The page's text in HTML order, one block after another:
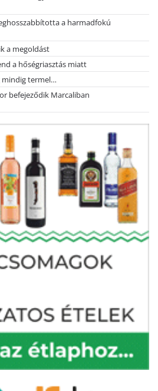
a harmadfokú
a megoldást
a hőségriasztás miatt
mindig termel…
befejeződik Marcaliban